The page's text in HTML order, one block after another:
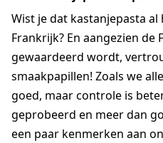
Wist je dat kastanjepasta
Frankrijk? En aangezien
gewaardeerd wordt,
smaakpapillen! Zoals we
goed, maar controle is
geprobeerd en meer dan
een paar kenmerken aan